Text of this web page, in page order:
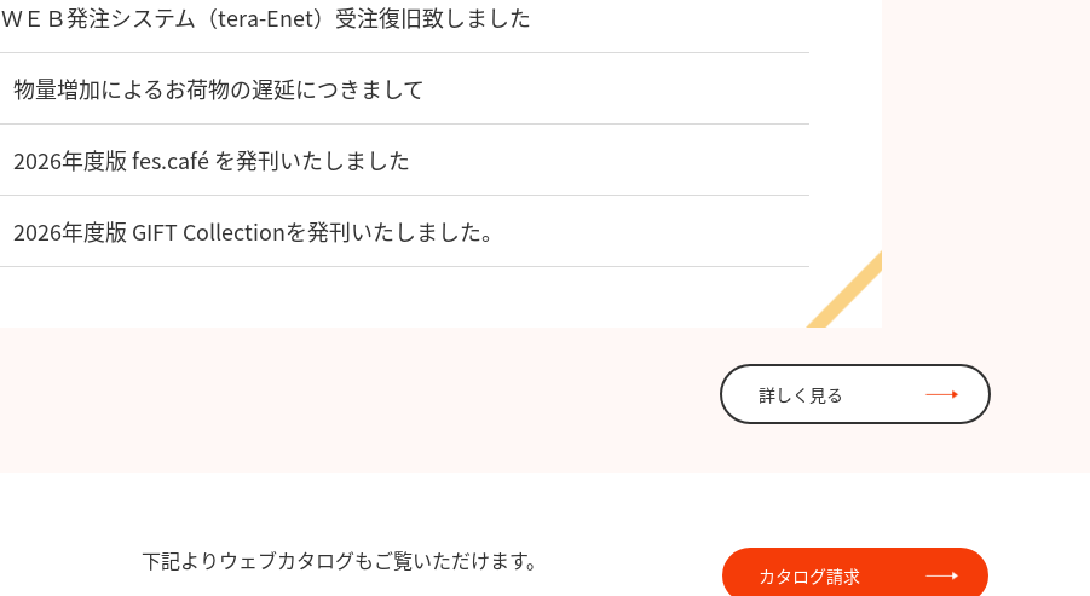
ＷＥＢ発注システム（tera-Enet）受注復旧致しました
物量増加によるお荷物の遅延につきまして
2026年度版 fes.café を発刊いたしました
2026年度版 GIFT Collectionを発刊いたしました。
詳しく見る
下記よりウェブカタログもご覧いただけます。
カタログ請求